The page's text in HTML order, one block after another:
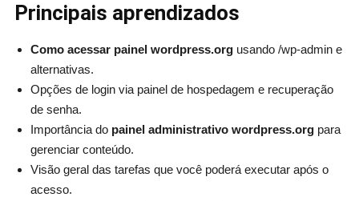
Principais aprendizados
Como acessar painel wordpress.orgusando /wp-admin e
alternativas.
Opções de login via painel de hospedagem e recuperação
de senha.
Importância do painel administrativo wordpress.orgpara
gerenciar conteúdo.
Visão geral das tarefas que você poderá executar após o
acesso.